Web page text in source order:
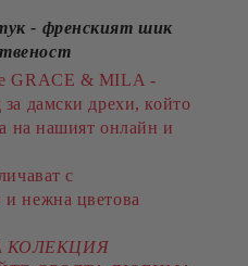
- френският шик
GRACE & MILA -
дамски дрехи, който
на нашият онлайн и
с
нежна цветова
КОЛЕКЦИЯ